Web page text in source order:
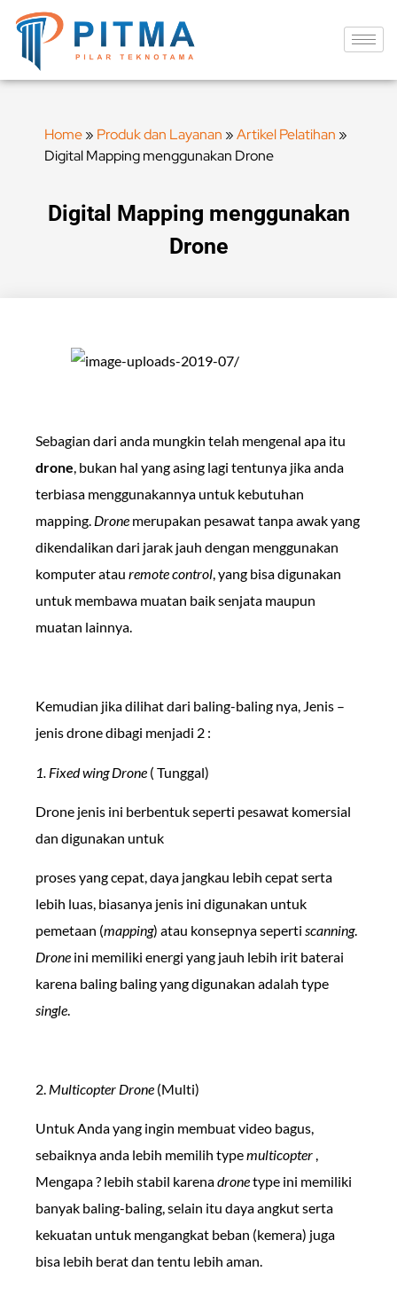
Home» Produk dan Layanan »Artikel Pelatihan »
Digital Mapping menggunakan Drone
Digital Mapping menggunakan
Drone
Sebagian dari anda mungkin telah mengenal apa itu
drone, bukan hal yang asing lagi tentunya jika anda
terbiasa menggunakannya untuk kebutuhan
mapping. Drone merupakan pesawat tanpa awak yang
dikendalikan dari jarak jauh dengan menggunakan
komputer atau remote control, yang bisa digunakan
untuk membawa muatan baik senjata maupun
muatan lainnya.
Kemudian jika dilihat dari baling-baling nya, Jenis –
jenis drone dibagi menjadi 2 :
1. Fixed wing Drone ( Tunggal)
Drone jenis ini berbentuk seperti pesawat komersial
dan digunakan untuk
proses yang cepat, daya jangkau lebih cepat serta
lebih luas, biasanya jenis ini digunakan untuk
pemetaan (mapping) atau konsepnya seperti scanning.
Drone ini memiliki energi yang jauh lebih irit baterai
karena baling baling yang digunakan adalah type
single.
2. Multicopter Drone (Multi)
Untuk Anda yang ingin membuat video bagus,
sebaiknya anda lebih memilih typemulticopter ,
Mengapa ? lebih stabil karenadronetype ini memiliki
banyak baling-baling, selain itu daya angkut serta
kekuatan untuk mengangkat beban (kemera) juga
bisa lebih berat dan tentu lebih aman.